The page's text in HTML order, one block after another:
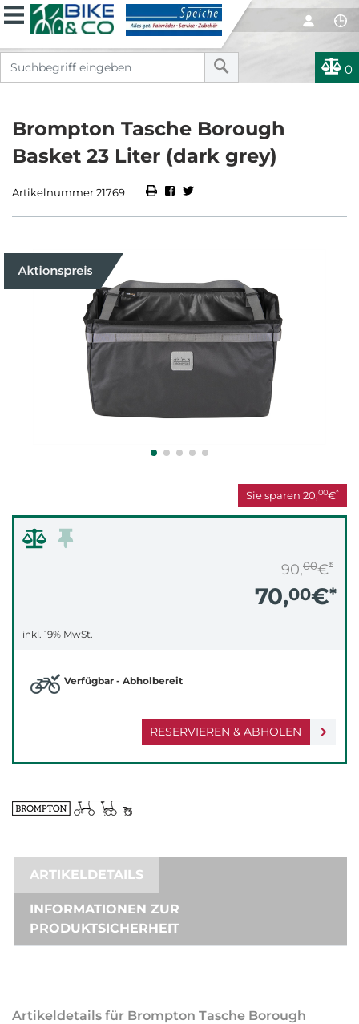
0
Brompton Tasche Borough
Basket 23 Liter (dark grey)
Artikelnummer 21769
Sie sparen 20,00€*
90,00€*
70,00€*
inkl. 19% MwSt.
RESERVIEREN & ABHOLEN
Verfügbar - Abholbereit
ARTIKELDETAILS
INFORMATIONEN ZUR
PRODUKTSICHERHEIT
Artikeldetails für Brompton Tasche Borough